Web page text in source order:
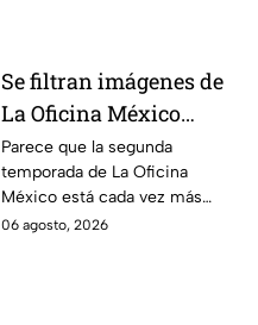
Se filtran imágenes de
La Oficina México
temporada 2 y un
detalle desata teorías
entre los fans
Parece que la segunda
temporada de La Oficina
México está cada vez más
cerca, pues el elenco ya se
06 agosto, 2026